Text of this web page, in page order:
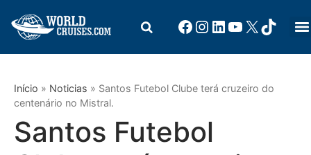
Início » Noticias » Santos Futebol Clube terá cruzeiro do
centenário no Mistral.
Santos Futebol